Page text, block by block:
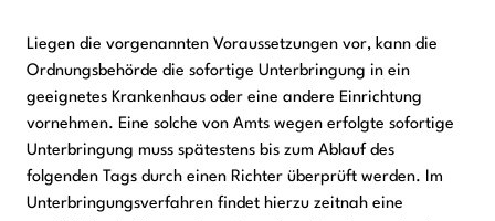
Liegen die vorgenannten Voraussetzungen vor, kann die
Ordnungsbehörde die sofortige Unterbringung in ein
geeignetes Krankenhaus oder eine andere Einrichtung
vornehmen. Eine solche von Amts wegen erfolgte sofortige
Unterbringung muss spätestens bis zum Ablauf des
folgenden Tags durch einen Richter überprüft werden. Im
Unterbringungsverfahren findet hierzu zeitnah eine